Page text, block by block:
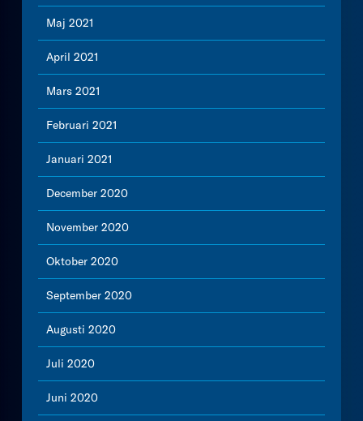
Maj 2021
April 2021
Mars 2021
Februari 2021
Januari 2021
December 2020
November 2020
Oktober 2020
September 2020
Augusti 2020
Juli 2020
Juni 2020